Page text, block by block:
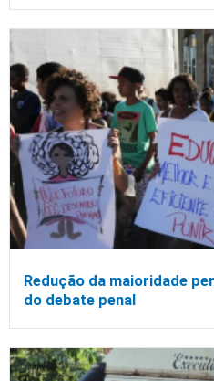
Redução da maioridade
do debate penal